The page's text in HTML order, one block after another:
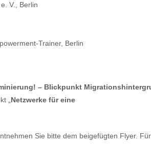
V., Berlin
Trainer, Berlin
– Blickpunkt
„ Netzwerke füreine
Sie bitte dem beigefügten Flyer. Für